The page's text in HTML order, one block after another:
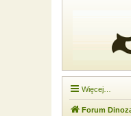
Więcej…
Forum